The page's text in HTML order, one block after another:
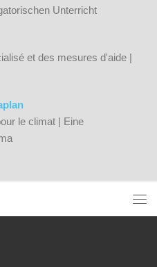
Unterricht
et des mesures d'aide |
le climat | Eine